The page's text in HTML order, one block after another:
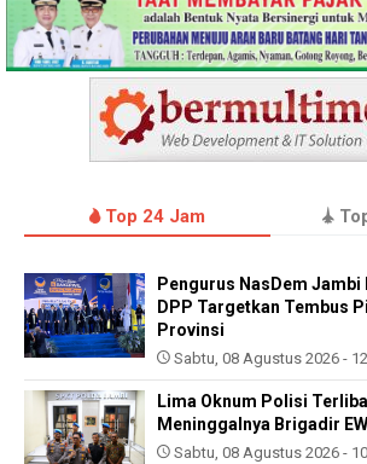
Top 24 Jam
Pengurus NasDem
DPP Targetkan Tembus
Provinsi
Sabtu, 08 Agustus 2026 -
Lima Oknum Polisi
Meninggalnya Brigadir
Sabtu, 08 Agustus 2026 -